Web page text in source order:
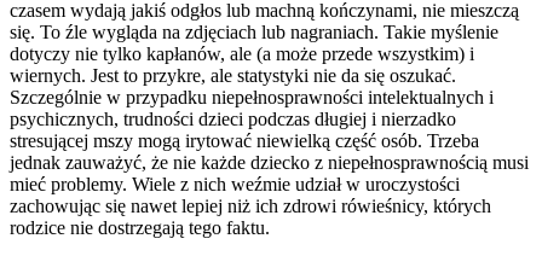
czasem wydają jakiś odgłos lub machną kończynami, nie mieszczą
się. To źle wygląda na zdjęciach lub nagraniach. Takie myślenie
dotyczy nie tylko kapłanów, ale (a może przede wszystkim) i
wiernych. Jest to przykre, ale statystyki nie da się oszukać.
Szczególnie w przypadku niepełnosprawności intelektualnych i
psychicznych, trudności dzieci podczas długiej i nierzadko
stresującej mszy mogą irytować niewielką część osób. Trzeba
jednak zauważyć, że nie każde dziecko z niepełnosprawnością musi
mieć problemy. Wiele z nich weźmie udział w uroczystości
zachowując się nawet lepiej niż ich zdrowi rówieśnicy, których
rodzice nie dostrzegają tego faktu.